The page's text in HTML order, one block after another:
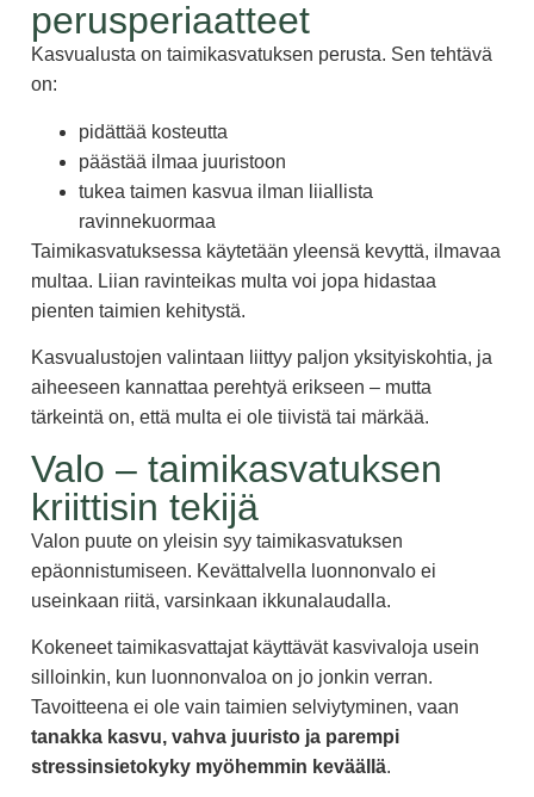
perusperiaatteet
Kasvualusta on taimikasvatuksen perusta. Sen tehtävä
on:
pidättää kosteutta
päästää ilmaa juuristoon
tukea taimen kasvua ilman liiallista
ravinnekuormaa
Taimikasvatuksessa käytetään yleensä kevyttä, ilmavaa
multaa. Liian ravinteikas multa voi jopa hidastaa
pienten taimien kehitystä.
Kasvualustojen valintaan liittyy paljon yksityiskohtia, ja
aiheeseen kannattaa perehtyä erikseen – mutta
tärkeintä on, että multa ei ole tiivistä tai märkää.
Valo – taimikasvatuksen
kriittisin tekijä
Valon puute on yleisin syy taimikasvatuksen
epäonnistumiseen. Kevättalvella luonnonvalo ei
useinkaan riitä, varsinkaan ikkunalaudalla.
Kokeneet taimikasvattajat käyttävät kasvivaloja usein
silloinkin, kun luonnonvaloa on jo jonkin verran.
Tavoitteena ei ole vain taimien selviytyminen, vaan
tanakka kasvu, vahva juuristo ja parempi
stressinsietokyky myöhemmin keväällä.